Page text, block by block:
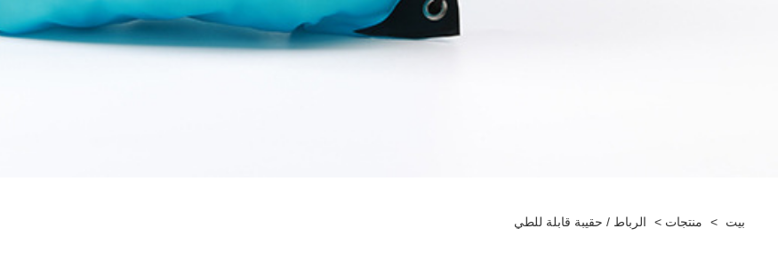
بيت > منتجات > الرباط / حقيبة قابلة للطي